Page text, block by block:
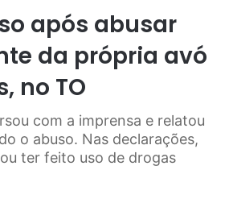
após abusar
da própria avó
no TO
com a imprensa e relatou
o abuso. Nas declarações,
ter feito uso de drogas